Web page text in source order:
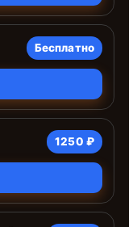
Бесплатно
1250 ₽